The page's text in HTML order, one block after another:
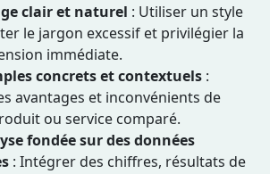
clair et naturel : Utiliser un style
le jargon excessif et privilégier la
immédiate.
concrets et contextuels:
avantages et inconvénients de
ou service comparé.
fondée sur des données
: Intégrer des chiffres, résultats de